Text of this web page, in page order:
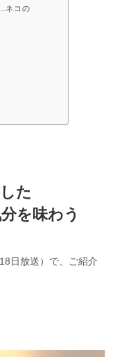
ネコの
た
を味わう
日放送）で、ご紹介